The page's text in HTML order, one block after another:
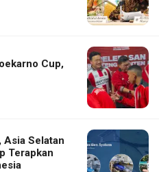
Cup,
Selatan
Terapkan